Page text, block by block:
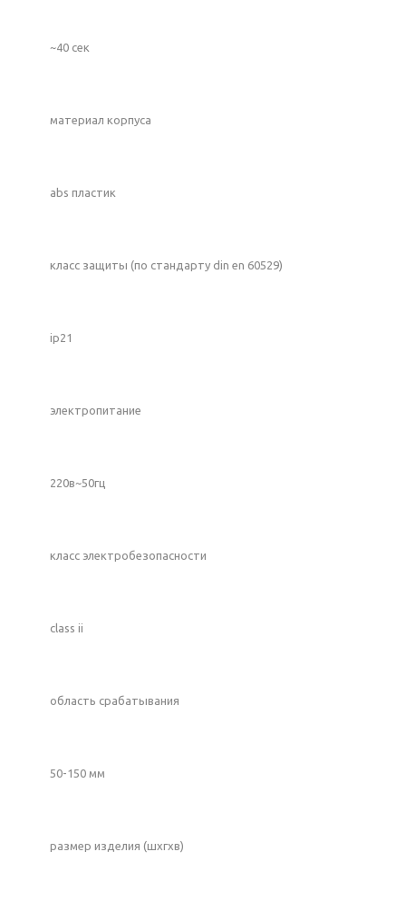
~40 сек
материал корпуса
abs пластик
класс защиты (по стандарту din en 60529)
ip21
электропитание
220в~50гц
класс электробезопасности
class ii
область срабатывания
50-150 мм
размер изделия (шхгхв)